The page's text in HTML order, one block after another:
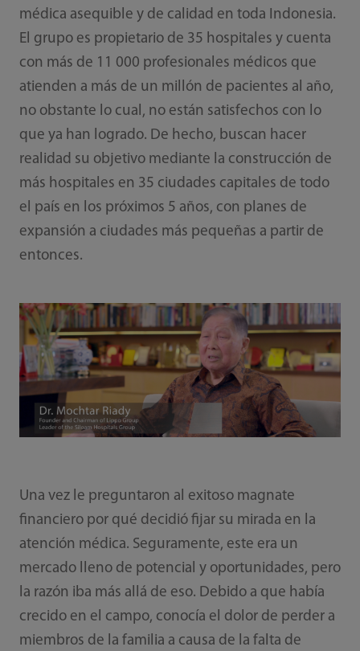
médica asequible y de calidad en toda Indonesia.
El grupo es propietario de 35 hospitales y cuenta
con más de 11 000 profesionales médicos que
atienden a más de un millón de pacientes al año,
no obstante lo cual, no están satisfechos con lo
que ya han logrado. De hecho, buscan hacer
realidad su objetivo mediante la construcción de
más hospitales en 35 ciudades capitales de todo
el país en los próximos 5 años, con planes de
expansión a ciudades más pequeñas a partir de
entonces.
Una vez le preguntaron al exitoso magnate
financiero por qué decidió fijar su mirada en la
atención médica. Seguramente, este era un
mercado lleno de potencial y oportunidades, pero
la razón iba más allá de eso. Debido a que había
crecido en el campo, conocía el dolor de perder a
miembros de la familia a causa de la falta de